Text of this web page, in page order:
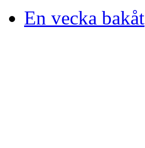
En vecka bakåt